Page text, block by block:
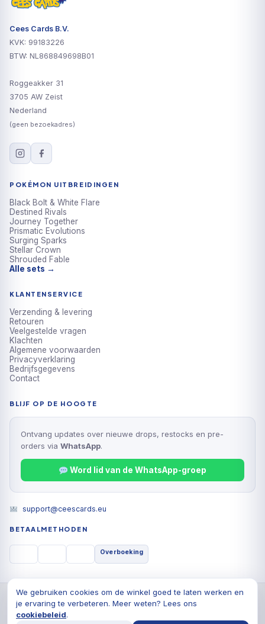
Cees Cards B.V.
KVK: 99183226
BTW: NL868849698B01
Roggeakker 31
3705 AW Zeist
Nederland
(geen bezoekadres)
POKÉMON UITBREIDINGEN
Black Bolt & White Flare
Destined Rivals
Journey Together
Prismatic Evolutions
Surging Sparks
Stellar Crown
Shrouded Fable
Alle sets →
KLANTENSERVICE
Verzending & levering
Retouren
Veelgestelde vragen
Klachten
Algemene voorwaarden
Privacyverklaring
Bedrijfsgegevens
Contact
BLIJF OP DE HOOGTE
Ontvang updates over nieuwe drops, restocks en pre-
orders via WhatsApp.
Word lid van de WhatsApp-groep
support@ceescards.eu
BETAALMETHODEN
Overboeking
© 2026 Cees Cards B.V., Alle rechten voorbehouden
PrivacyverklaringAlgemene voorwaarden Cookiebeleid
We gebruiken cookies om de winkel goed te laten werken en
je ervaring te verbeteren. Meer weten? Lees ons
cookiebeleid.